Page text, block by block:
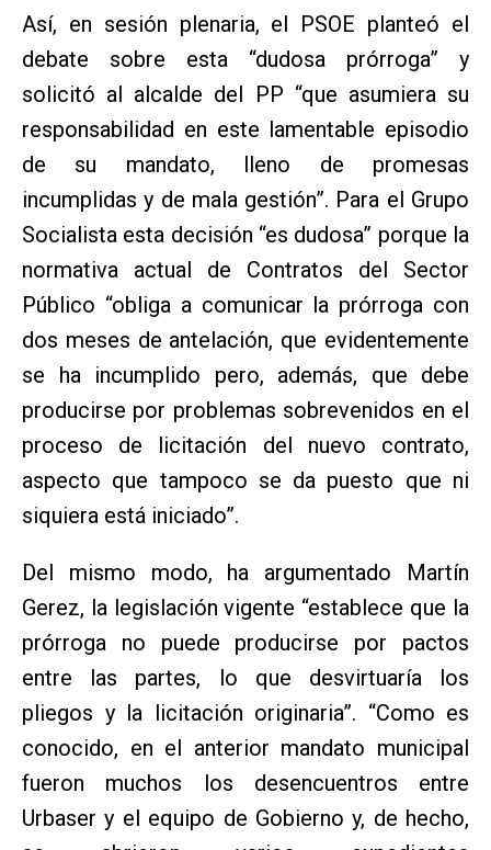
Así, en sesión plenaria, el PSOE planteó el
debate sobre esta “dudosa prórroga” y
solicitó al alcalde del PP “que asumiera su
responsabilidad en este lamentable episodio
de su mandato, lleno de promesas
incumplidas y de mala gestión”. Para el Grupo
Socialista esta decisión “es dudosa” porque la
normativa actual de Contratos del Sector
Público “obliga a comunicar la prórroga con
dos meses de antelación, que evidentemente
se ha incumplido pero, además, que debe
producirse por problemas sobrevenidos en el
proceso de licitación del nuevo contrato,
aspecto que tampoco se da puesto que ni
siquiera está iniciado”.
Del mismo modo, ha argumentado Martín
Gerez, la legislación vigente “establece que la
prórroga no puede producirse por pactos
entre las partes, lo que desvirtuaría los
pliegos y la licitación originaria”. “Como es
conocido, en el anterior mandato municipal
fueron muchos los desencuentros entre
Urbaser y el equipo de Gobierno y, de hecho,